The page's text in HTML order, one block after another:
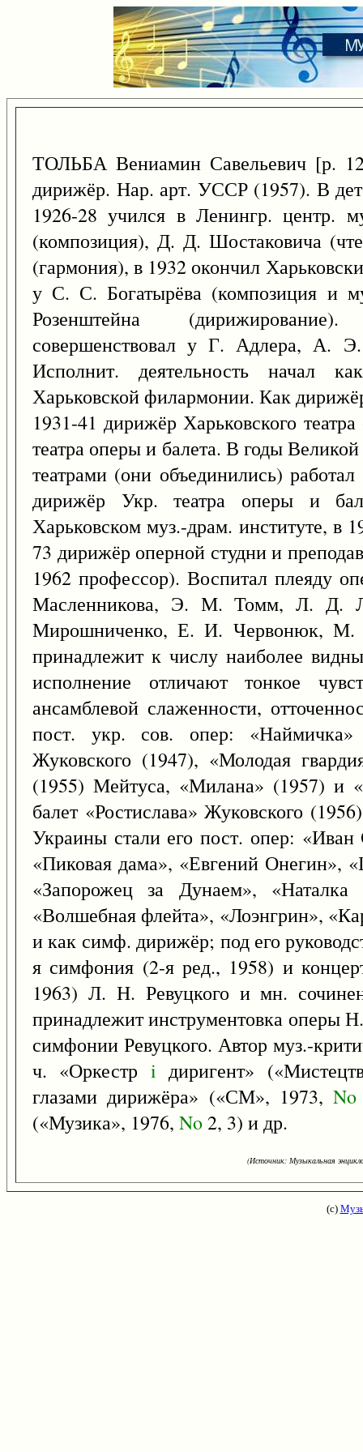
ТОЛЬБА Вениамин Савельевич [р.
дирижёр. Нар. арт. УССР (1957). В
1926-28 учился в Ленингр. центр.
(композиция), Д. Д. Шостаковича
(гармония), в 1932 окончил
у С. С. Богатырёва (композиция и
Розенштейна
совершенствовал у Г. Адлера, А.
Исполнит. деятельность начал
Харьковской филармонии. Как
1931-41 дирижёр Харьковского
театра оперы и балета. В годы
театрами (они объединились)
дирижёр Укр. театра оперы и
Харьковском муз.-драм. институте, в
73 дирижёр оперной студни и
1962 профессор). Воспитал плеяду
Масленникова, Э. М. Томм, Л. Д.
Мирошниченко, Е. И. Червонюк,
принадлежит к числу наиболее
исполнение отличают тонкое
ансамблевой слаженности,
пост. укр. сов. опер: «Наймичка»
Жуковского (1947), «Молодая
(1955) Мейтуса, «Милана» (1957) и
балет «Ростислава» Жуковского
Украины стали его пост. опер:
«Пиковая дама», «Евгений Онегин»,
«Запорожец за Дунаем», «Наталка
«Волшебная флейта», «Лоэнгрин»,
и как симф. дирижёр; под его
я симфония (2-я ред., 1958) и
1963) Л. Н. Ревуцкого и мн.
принадлежит инструментовка оперы
симфонии Ревуцкого. Автор муз.-
ч. «Оркестр i диригент»
глазами дирижёра» («СМ», 1973, No
(«Музика», 1976, No2, 3) и др.
(Источник: Музыкальная
(с)